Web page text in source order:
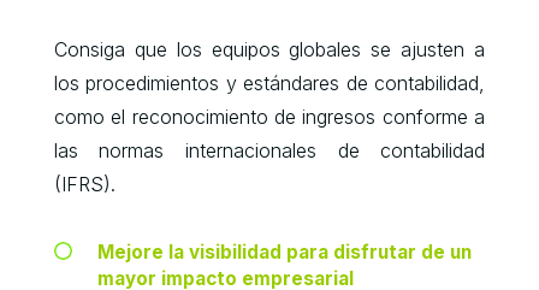
Consiga que los equipos globales se ajusten a
los procedimientos y estándares de contabilidad,
como el reconocimiento de ingresos conforme a
las normas internacionales de contabilidad
(IFRS).
Mejore la visibilidad para disfrutar de un
mayor impacto empresarial